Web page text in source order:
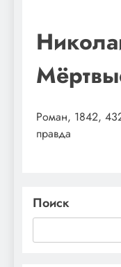
Роман, 1842,
правда
Поиск